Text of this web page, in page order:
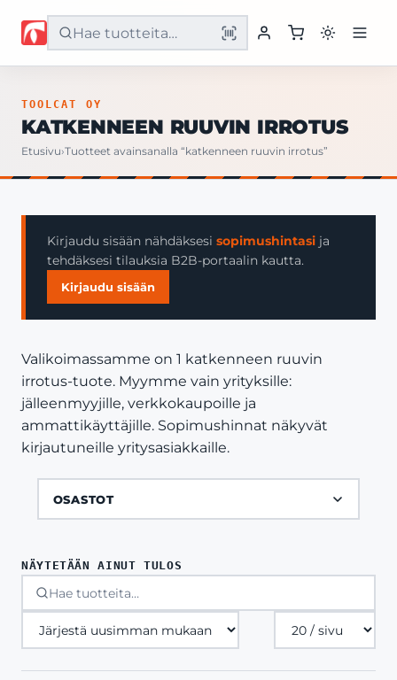
Etusivu
Yritys
Yhteystiedot
TOOLCAT OY
KATKENNEEN RUUVIN IRROTUS
Etusivu›Tuotteet avainsanalla “katkenneen ruuvin irrotus”
Kirjaudu sisään nähdäksesi sopimushintasi ja
tehdäksesi tilauksia B2B-portaalin kautta.
Kirjaudu sisään
Valikoimassamme on 1 katkenneen ruuvin
irrotus-tuote. Myymme vain yrityksille:
jälleenmyyjille, verkkokaupoille ja
ammattikäyttäjille. Sopimushinnat näkyvät
kirjautuneille yritysasiakkaille.
OSASTOT
NÄYTETÄÄN AINUT TULOS
Tuotteita
sivulla